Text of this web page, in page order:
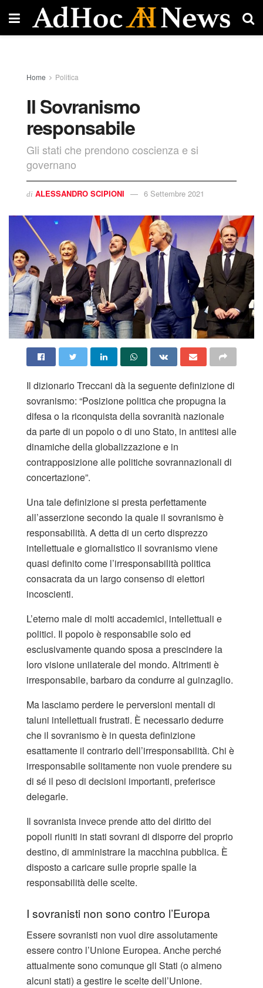
Home Politica
Il Sovranismo
responsabile
Gli stati che prendono coscienza e si
governano
di ALESSANDRO SCIPIONI 6 Settembre 2021
Il dizionario Treccani dà la seguente definizione di
sovranismo: “Posizione politica che propugna la
difesa o la riconquista della sovranità nazionale
da parte di un popolo o di uno Stato, in antitesi alle
dinamiche della globalizzazione e in
contrapposizione alle politiche sovrannazionali di
concertazione”.
Una tale definizione si presta perfettamente
all’asserzione secondo la quale il sovranismo è
responsabilità. A detta di un certo disprezzo
intellettuale e giornalistico il sovranismo viene
quasi definito come l’irresponsabilità politica
consacrata da un largo consenso di elettori
incoscienti.
L’eterno male di molti accademici, intellettuali e
politici. Il popolo è responsabile solo ed
esclusivamente quando sposa a prescindere la
loro visione unilaterale del mondo. Altrimenti è
irresponsabile, barbaro da condurre al guinzaglio.
Ma lasciamo perdere le perversioni mentali di
taluni intellettuali frustrati. È necessario dedurre
che il sovranismo è in questa definizione
esattamente il contrario dell’irresponsabilità. Chi è
irresponsabile solitamente non vuole prendere su
di sé il peso di decisioni importanti, preferisce
delegarle.
Il sovranista invece prende atto del diritto dei
popoli riuniti in stati sovrani di disporre del proprio
destino, di amministrare la macchina pubblica. È
disposto a caricare sulle proprie spalle la
responsabilità delle scelte.
I sovranisti non sono contro l’Europa
Essere sovranisti non vuol dire assolutamente
essere contro l’Unione Europea. Anche perché
attualmente sono comunque gli Stati (o almeno
alcuni stati) a gestire le scelte dell’Unione.